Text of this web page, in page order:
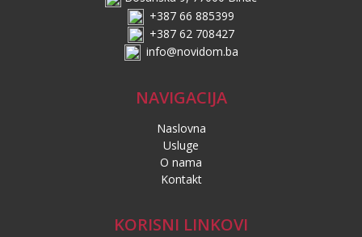
+387 66 885399
+387 62 708427
info@novidom.ba
NAVIGACIJA
Naslovna
Usluge
O nama
Kontakt
KORISNI LINKOVI